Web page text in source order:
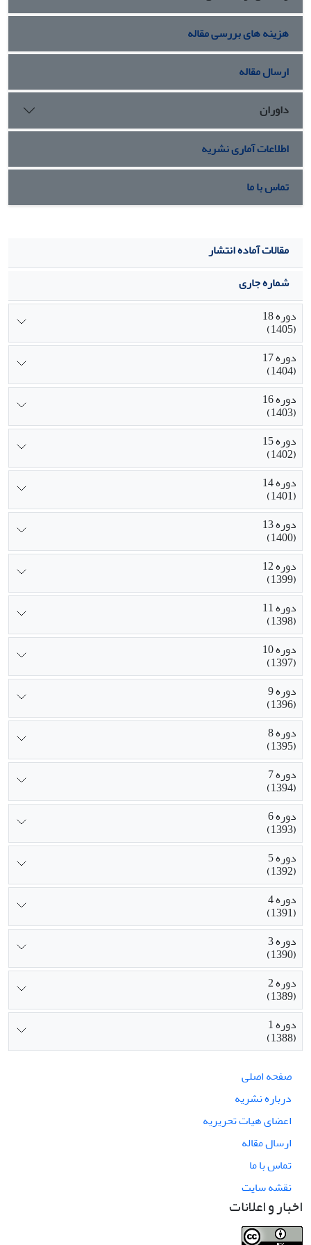
هزینه های بررسی مقاله
ارسال مقاله
داوران
اطلاعات آماری نشریه
تماس با ما
مقالات آماده انتشار
شماره جاری
دوره 18
(1405)
دوره 17
(1404)
دوره 16
(1403)
دوره 15
(1402)
دوره 14
(1401)
دوره 13
(1400)
دوره 12
(1399)
دوره 11
(1398)
دوره 10
(1397)
دوره 9
(1396)
دوره 8
(1395)
دوره 7
(1394)
دوره 6
(1393)
دوره 5
(1392)
دوره 4
(1391)
دوره 3
(1390)
دوره 2
(1389)
دوره 1
(1388)
صفحه اصلی
درباره نشریه
اعضای هیات تحریریه
ارسال مقاله
تماس با ما
نقشه سایت
اخبار و اعلانات